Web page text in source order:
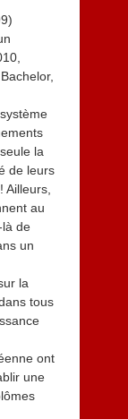
la
de leurs
au
de
un
la
tous
ont
une